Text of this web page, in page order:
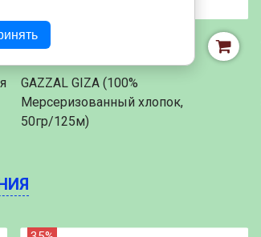
99 р.
GAZZAL GIZA (100%
Мерсеризованный хлопок,
50гр/125м)